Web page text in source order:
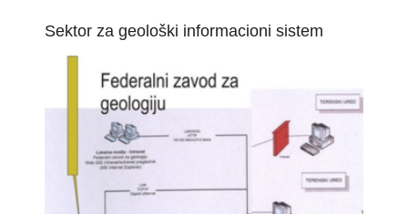
Sektor za geološki informacioni sistem